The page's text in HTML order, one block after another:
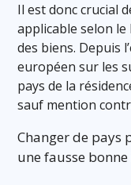
Il est donc crucial
applicable selon
des biens. Depuis
européen sur les
pays de la
sauf mention
Changer de pays
une fausse bonne